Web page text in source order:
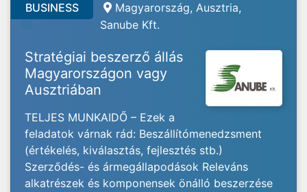
BUSINESS
Magyarország, Ausztria,
Sanube Kft.
Stratégiai beszerző állás
Magyarországon vagy
Ausztriában
TELJES MUNKAIDŐ – Ezek a
feladatok várnak rád: Beszállítómenedzsment
(értékelés, kiválasztás, fejlesztés stb.)
Szerződés- és ármegállapodások Releváns
alkatrészek és komponensek önálló beszerzése